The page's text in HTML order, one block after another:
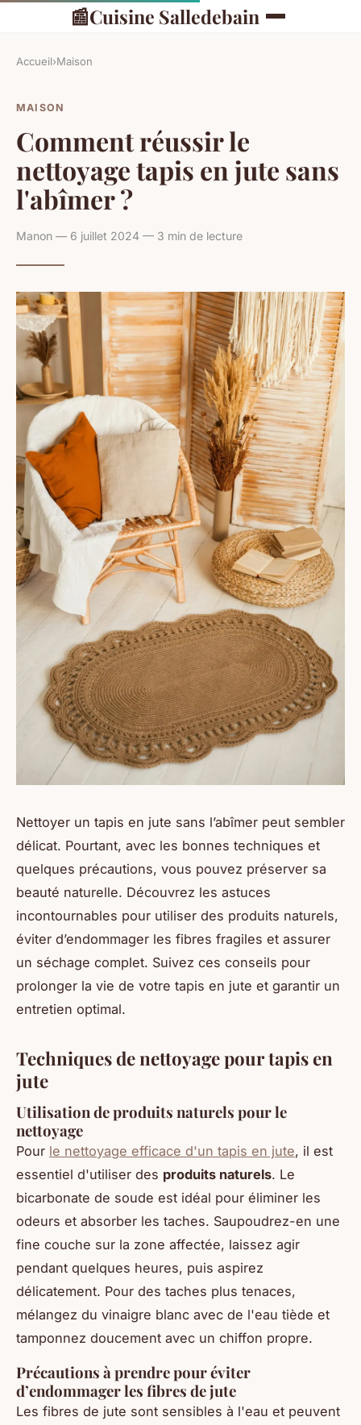
📰Cuisine Salledebain
Accueil›Maison
MAISON
Comment réussir le
nettoyage tapis en jute sans
l'abîmer ?
Manon — 6 juillet 2024 — 3 min de lecture
Nettoyer un tapis en jute sans l’abîmer peut sembler
délicat. Pourtant, avec les bonnes techniques et
quelques précautions, vous pouvez préserver sa
beauté naturelle. Découvrez les astuces
incontournables pour utiliser des produits naturels,
éviter d’endommager les fibres fragiles et assurer
un séchage complet. Suivez ces conseils pour
prolonger la vie de votre tapis en jute et garantir un
entretien optimal.
Techniques de nettoyage pour tapis en
jute
Utilisation de produits naturels pour le
nettoyage
Pour le nettoyage efficace d'un tapis en jute, il est
essentiel d'utiliser des produits naturels. Le
bicarbonate de soude est idéal pour éliminer les
odeurs et absorber les taches. Saupoudrez-en une
fine couche sur la zone affectée, laissez agir
pendant quelques heures, puis aspirez
délicatement. Pour des taches plus tenaces,
mélangez du vinaigre blanc avec de l'eau tiède et
tamponnez doucement avec un chiffon propre.
Précautions à prendre pour éviter
d’endommager les fibres de jute
Les fibres de jute sont sensibles à l'eau et peuvent